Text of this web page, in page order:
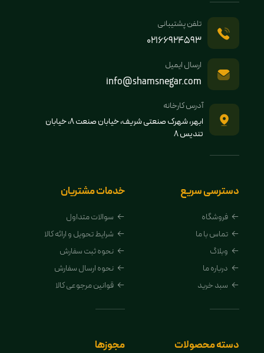
تلفن پشتیبانی
02166924593
ارسال ایمیل
info@shamsnegar.com
آدرس کارخانه
ابهر، شهرک صنعتی شریف، خیابان صنعت 8، خیابان
تندیس 8
دسترسی سریع
فروشگاه
تماس با ما
وبلاگ
درباره ما
سبد خرید
خدمات مشتریان
سوالات متداول
شرایط تحویل و ارائه کالا
نحوه ثبت سفارش
نحوه ارسال سفارش
قوانین مرجوعی کالا
دسته محصولات مجوزها